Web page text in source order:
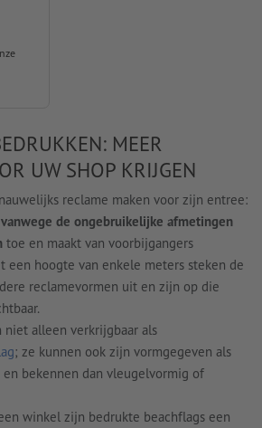
MEER
UW SHOP KRIJGEN
reclame maken voor zijn entree:
de ongebruikelijke afmetingen
toe en maakt van voorbijgangers
een hoogte van enkele meters steken de
reclamevormen uit en zijn op die
alleen verkrijgbaar als
; ze kunnen ook zijn vormgegeven als
en bekennen dan vleugelvormig of
winkel zijn bedrukte beachflags een